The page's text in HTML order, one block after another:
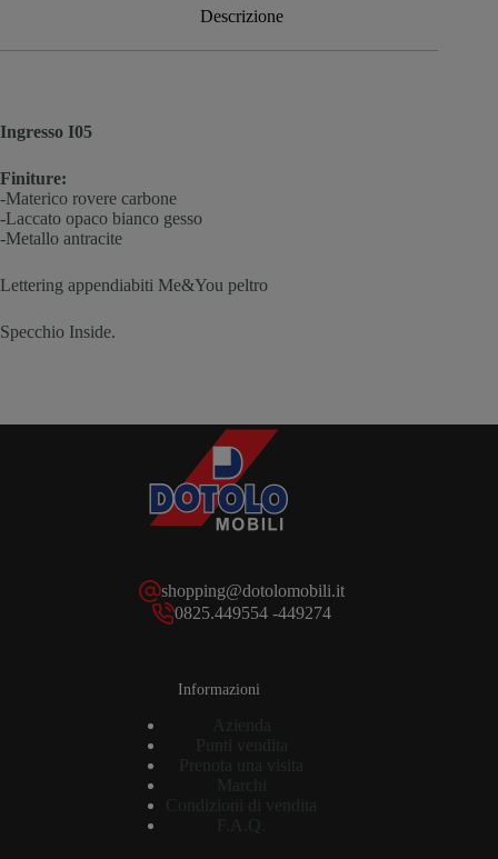
Descrizione
Ingresso I05
Finiture:
-Materico rovere carbone
-Laccato opaco bianco gesso
-Metallo antracite
Lettering appendiabiti Me&You peltro
Specchio Inside.
shopping@dotolomobili.it
0825.449554 -449274
Informazioni